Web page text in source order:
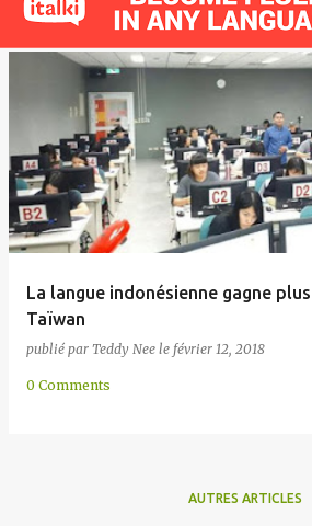
i
s
La langue indonésienne gagne
Taïwan
publié par Teddy Nee le février 12, 2018
0 Comments
AUTRES ARTICLES